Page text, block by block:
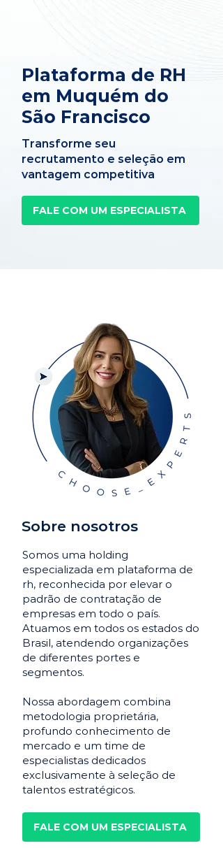
Plataforma de RH
em Muquém do
São Francisco
Transforme seu
recrutamento e seleção em
vantagem competitiva
FALE COM UM ESPECIALISTA
Sobre nosotros
Somos uma holding
especializada em plataforma de
rh, reconhecida por elevar o
padrão de contratação de
empresas em todo o país.
Atuamos em todos os estados do
Brasil, atendendo organizações
de diferentes portes e
segmentos.
Nossa abordagem combina
metodologia proprietária,
profundo conhecimento de
mercado e um time de
especialistas dedicados
exclusivamente à seleção de
talentos estratégicos.
FALE COM UM ESPECIALISTA